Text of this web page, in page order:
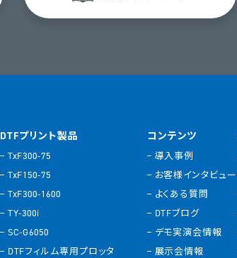
DTFプリント製品
TxF300-75
TxF150-75
TxF300-1600
TY-300i
SC-G6050
DTFフィルム専用プロッタ
コンテンツ
導入事例
お客様インタビュー
よくある質問
DTFブログ
デモ実演会情報
展示会情報